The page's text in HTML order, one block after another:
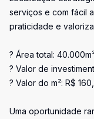
serviços e com fácil
praticidade e
? Área total:
? Valor de
? Valor do m²: R$
Uma oportunidade